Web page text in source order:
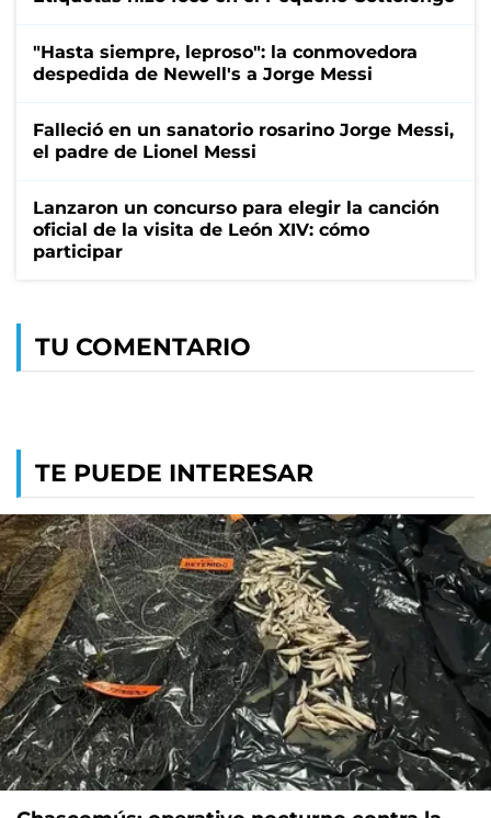
"Hasta siempre, leproso": la conmovedora
despedida de Newell's a Jorge Messi
Falleció en un sanatorio rosarino Jorge Messi,
el padre de Lionel Messi
Lanzaron un concurso para elegir la canción
oficial de la visita de León XIV: cómo
participar
TU COMENTARIO
TE PUEDE INTERESAR